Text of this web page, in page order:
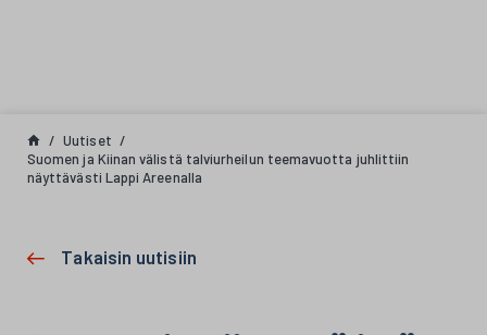
Uutiset
Suomen ja Kiinan välistä talviurheilun teemavuotta juhlittiin
näyttävästi Lappi Areenalla
Takaisin uutisiin